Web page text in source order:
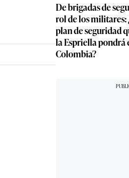
De brigadas de
rol de los militares:
plan de seguridad
la Espriella pondrá
Colombia?